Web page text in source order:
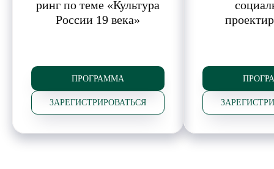
Исторический брейн-
ринг по теме «Культура